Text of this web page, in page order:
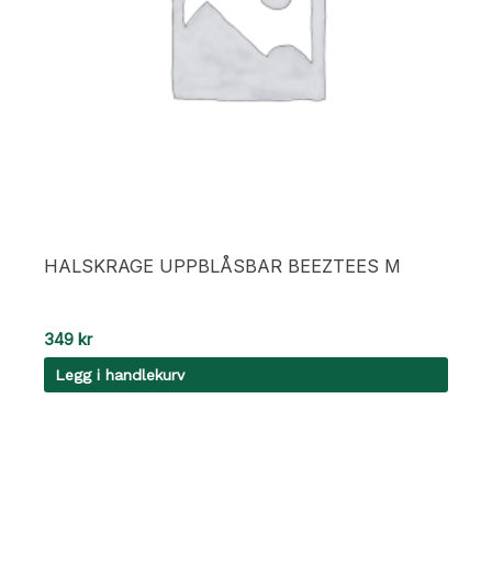
HALSKRAGE UPPBLÅSBAR BEEZTEES M
349 kr
Legg i handlekurv